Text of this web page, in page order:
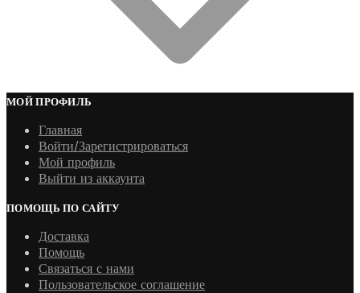
МОЙ ПРОФИЛЬ
Главная
Войти/Зарегистрироваться
Мой профиль
Выйти из аккаунта
ПОМОЩЬ ПО САЙТУ
Доставка
Помощь
Связаться с нами
Пользовательское соглашение